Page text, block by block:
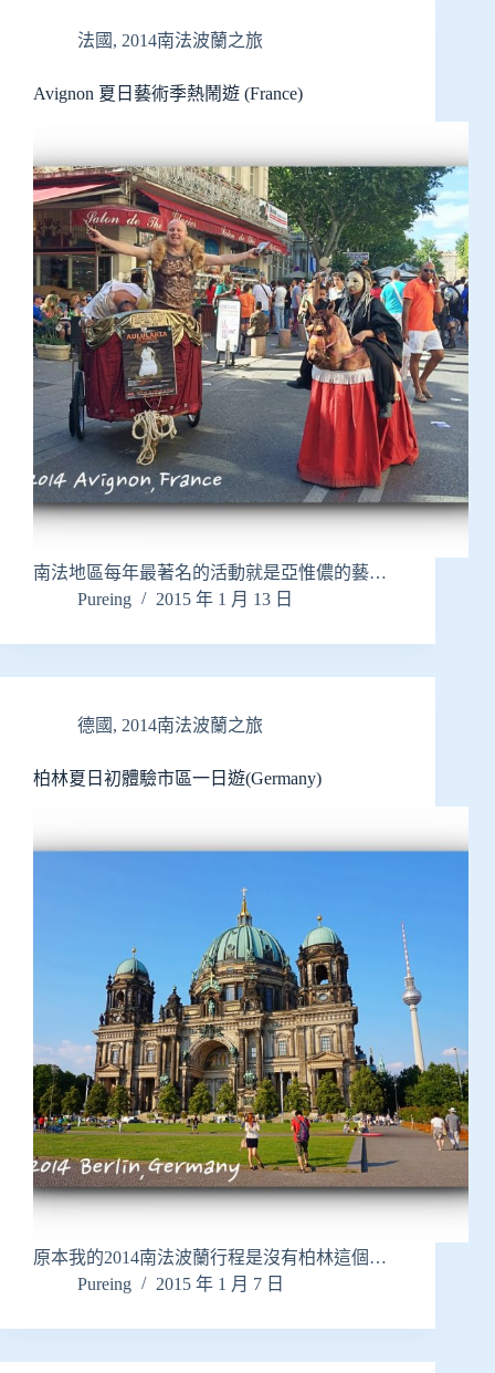
法國 , 2014南法波蘭之旅
Avignon 夏日藝術季熱鬧遊 (France)
南法地區每年最著名的活動就是亞惟儂的藝…
Pureing
2015 年 1 月 13 日
德國 , 2014南法波蘭之旅
柏林夏日初體驗市區一日遊(Germany)
原本我的2014南法波蘭行程是沒有柏林這個…
Pureing
2015 年 1 月 7 日